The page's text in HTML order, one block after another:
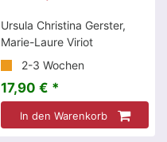
Ursula Christina Gerster,
Marie-Laure Viriot
2-3 Wochen
17,90 € *
In den Warenkorb